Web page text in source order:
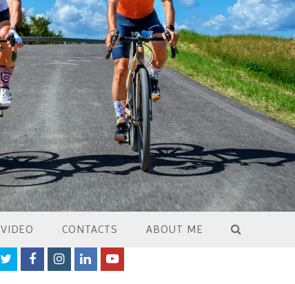
VIDEO CONTACTS ABOUT ME
TwitterFacebookInstagram
LinkedInYoutube